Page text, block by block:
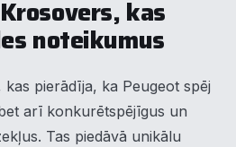
kas
noteikumus
pierādīja, ka Peugeot spēj
arī konkurētspējīgus un
Tas piedāvā unikālu